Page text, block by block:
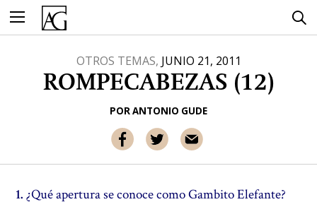
contenido
OTROS TEMAS, JUNIO 21, 2011
ROMPECABEZAS (12)
PORANTONIO GUDE
1.¿Qué apertura se conoce como Gambito Elefante?